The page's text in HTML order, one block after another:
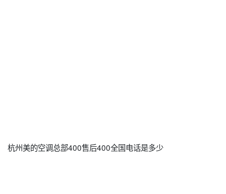
杭州美的空调总部400售后400全国电话是多少